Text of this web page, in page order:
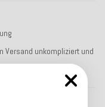
Versand unkompliziert und